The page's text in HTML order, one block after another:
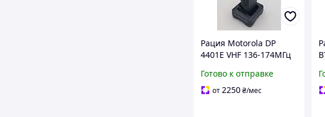
Рация Motorola DP
4401E VHF 136-174МГц
АЕS256+ Bluetooth,
WiFi,GPS
Готово к отправке
от2250₴/мес